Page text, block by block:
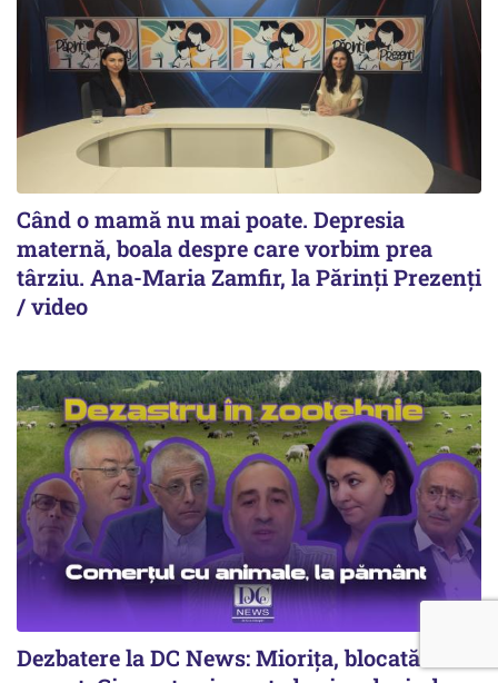
Când o mamă nu mai poate. Depresia
maternă, boala despre care vorbim prea
târziu. Ana-Maria Zamfir, la Părinți Prezenți
/ video
Dezbatere la DC News: Miorița, blocată la